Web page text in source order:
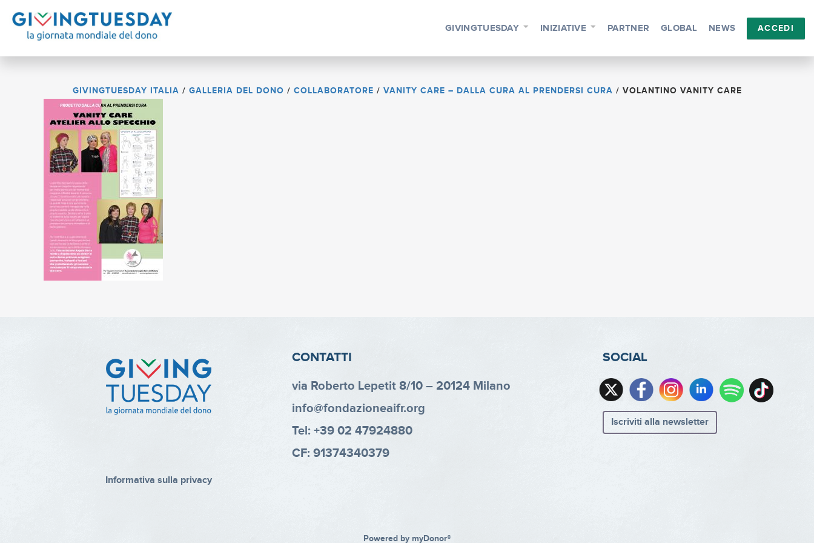
GIVINGTUESDAY INIZIATIVE PARTNER GLOBAL NEWS ACCEDI
GIVINGTUESDAY ITALIA / GALLERIA DEL DONO / COLLABORATORE / VANITY CARE – DALLA CURA AL PRENDERSI CURA / VOLANTINO VANITY CARE
Informativa sulla privacy
CONTATTI
via Roberto Lepetit 8/10 – 20124 Milano
info@fondazioneaifr.org
Tel: +39 02 47924880
CF: 91374340379
SOCIAL
Iscriviti alla newsletter
Powered by myDonor®